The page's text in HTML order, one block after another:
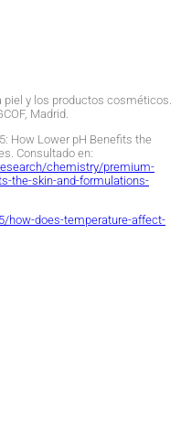
piel y los productos cosméticos.
Madrid.
How Lower pH Benefits the
Consultado en:
chemistry/premium-
the-skin-and-formulations-
how-does-temperature-affect-